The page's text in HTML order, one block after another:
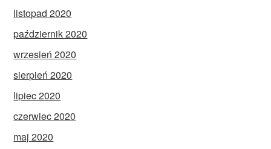
listopad 2020
październik 2020
wrzesień 2020
sierpień 2020
lipiec 2020
czerwiec 2020
maj 2020